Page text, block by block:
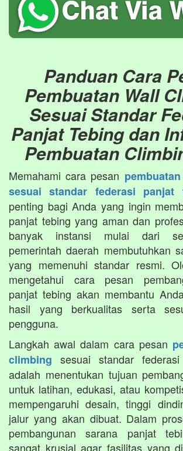
Panduan Cara
Pembuatan Wall
Sesuai Standar
Panjat Tebing dan
Pembuatan
Memahami cara pesan
sesuai standar federasi panjat
penting bagi Anda yang ingin
panjat tebing yang aman dan
banyak instansi mulai dari
pemerintah daerah membutuhkan
yang memenuhi standar resmi.
mengetahui cara pesan
panjat tebing akan membantu
hasil yang berkualitas serta
pengguna.
Langkah awal dalam cara pesan
climbing sesuai standar
adalah menentukan tujuan
untuk latihan, edukasi, atau
mempengaruhi desain, tinggi
jalur yang akan dibuat. Dalam
pembangunan sarana panjat
sangat krusial agar fasilitas yang